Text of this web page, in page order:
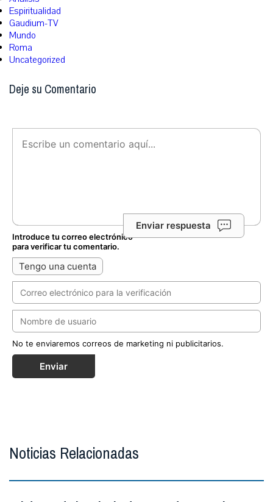
Espiritualidad
Gaudium-TV
Mundo
Roma
Uncategorized
Deje su Comentario
Enviar respuesta
Introduce tu correo electrónico
para verificar tu comentario.
Tengo una cuenta
No te enviaremos correos de marketing ni publicitarios.
Enviar
Noticias Relacionadas